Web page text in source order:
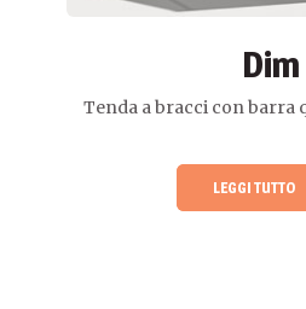
Dim
Tenda a bracci con barra
LEGGI TUTTO